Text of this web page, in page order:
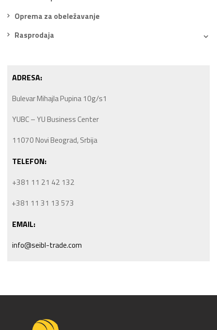
Oprema za obeležavanje
Rasprodaja
ADRESA:
Bulevar Mihajla Pupina 10g/s1
YUBC – YU Business Center
11070 Novi Beograd, Srbija
TELEFON:
+381 11 21 42 132
+381 11 31 13 573
EMAIL:
info@seibl-trade.com